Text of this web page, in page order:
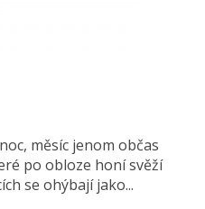
měsíc jenom občas
po obloze honí svěží
se ohýbají jako...